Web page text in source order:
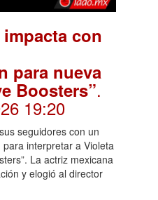
con
para nueva
Boosters”.
19:20
seguidores con un
interpretar a Violeta
La actriz mexicana
y elogió al director